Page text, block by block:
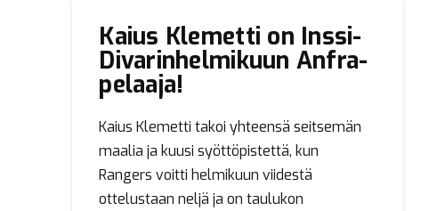
Kaius Klemetti on Inssi-
Divarinhelmikuun Anfra-
pelaaja!
Kaius Klemetti takoi yhteensä seitsemän
maalia ja kuusi syöttöpistettä, kun
Rangers voitti helmikuun viidestä
ottelustaan neljä ja on taulukon